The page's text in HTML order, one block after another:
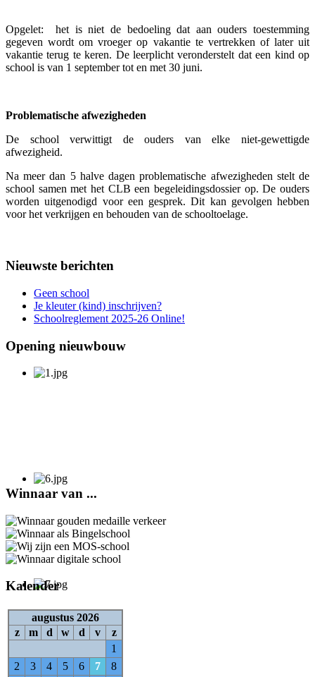
Opgelet: het is niet de bedoeling dat aan ouders toestemming
gegeven wordt om vroeger op vakantie te vertrekken of later uit
vakantie terug te keren. De leerplicht veronderstelt dat een kind op
school is van 1 september tot en met 30 juni.
Problematische afwezigheden
De school verwittigt de ouders van elke niet-gewettigde
afwezigheid.
Na meer dan 5 halve dagen problematische afwezigheden stelt de
school samen met het CLB een begeleidingsdossier op. De ouders
worden uitgenodigd voor een gesprek. Dit kan gevolgen hebben
voor het verkrijgen en behouden van de schooltoelage.
Nieuwste berichten
Geen school
Je kleuter (kind) inschrijven?
Schoolreglement 2025-26 Online!
Opening nieuwbouw
Winnaar van ...
Kalender
augustus 2026
z
m d w d v
z
1
2
3 4 5 6 7
8